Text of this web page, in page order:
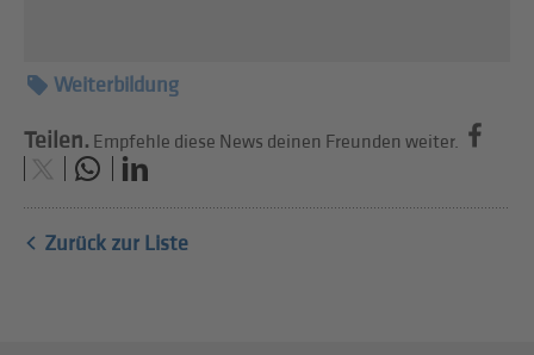
Weiterbildung
Teilen. Empfehle diese News deinen Freunden weiter.
Zurück zur Liste